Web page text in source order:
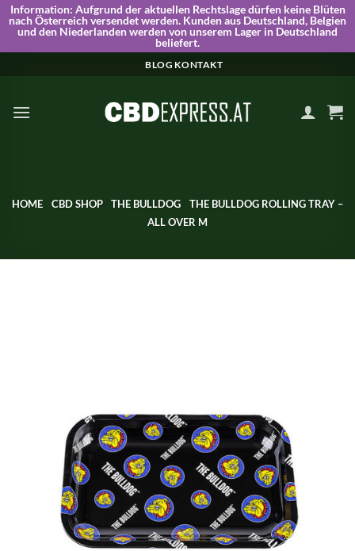
Information: Aufgrund der aktuellen Rechtslage dürfen keine Blüten
nach Österreich versendet werden. Kunden aus Deutschland, Belgien
und den Niederlanden werden von unserem Lager in Deutschland
beliefert.
BLOG KONTAKT
HOME CBD SHOP THE BULLDOG
THE BULLDOG ROLLING TRAY –
ALL OVER M